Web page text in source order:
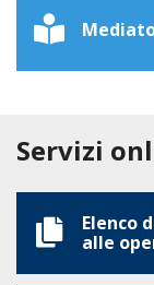
Servizi
Elenco
alle